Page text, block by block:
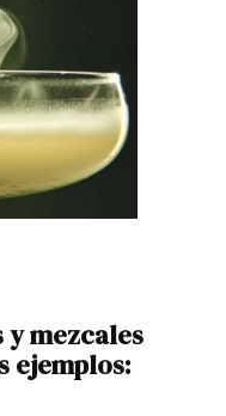
y mezcales
ejemplos: